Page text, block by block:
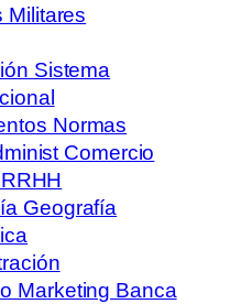
Militares
Sistema
Normas
Comercio
Geografía
Marketing Banca